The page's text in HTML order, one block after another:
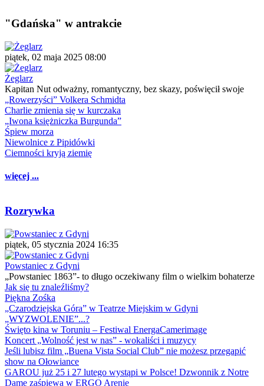
"Gdańska" w antrakcie
piątek, 02 maja 2025 08:00
Żeglarz
Kapitan Nut odważny, romantyczny, bez skazy, poświęcił swoje
„Rowerzyści” Volkera Schmidta
Charlie zmienia się w kurczaka
„Iwona księżniczka Burgunda”
Śpiew morza
Niewolnice z Pipidówki
Ciemności kryją ziemię
więcej ...
Rozrywka
piątek, 05 stycznia 2024 16:35
Powstaniec z Gdyni
„Powstaniec 1863”- to długo oczekiwany film o wielkim bohaterze
Jak się tu znaleźliśmy?
Piękna Zośka
„Czarodziejska Góra” w Teatrze Miejskim w Gdyni
„WYZWOLENIE”...?
Święto kina w Toruniu – Festiwal EnergaCamerimage
Koncert „Wolność jest w nas” - wokaliści i muzycy
Jeśli lubisz film „Buena Vista Social Club” nie możesz przegapić
show na Ołowiance
GAROU już 25 i 27 lutego wystąpi w Polsce! Dzwonnik z Notre
Dame zaśpiewa w ERGO Arenie